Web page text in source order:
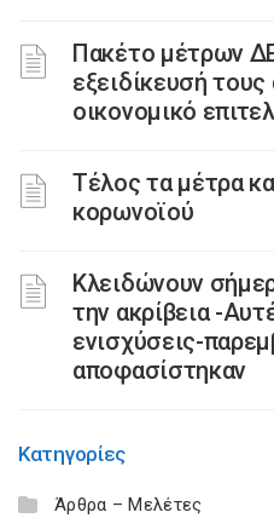
Πακέτο μέτρων
εξειδίκευσή
οικονομικό
Τέλος τα μέτρα
κορωνοϊού
Κλειδώνουν
την ακρίβεια -
ενισχύσεις-
αποφασίστηκαν
Κατηγορίες
Άρθρα – Μελέτες